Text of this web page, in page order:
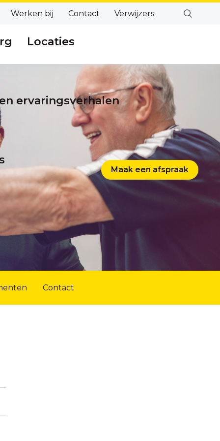
Locaties
ervaringsverhalen
Maak een afspraak
Werken bij Contact Verwijzers
Contact